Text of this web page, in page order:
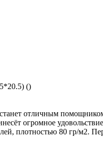
()
отличным
огромное
плотностью 80 гр/м2.